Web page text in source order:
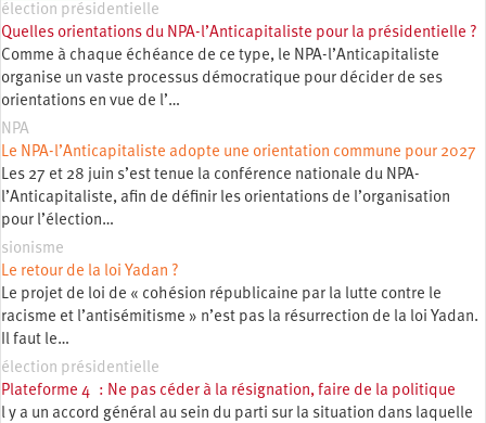
élection présidentielle
Quelles orientations du NPA-l’Anticapitaliste pour la présidentielle ?
Comme à chaque échéance de ce type, le NPA-l’Anticapitaliste
organise un vaste processus démocratique pour décider de ses
orientations en vue de l’…
NPA
Le NPA-l’Anticapitaliste adopte une orientation commune pour 2027
Les 27 et 28 juin s’est tenue la conférence nationale du NPA-
l’Anticapitaliste, afin de définir les orientations de l’organisation
pour l’élection…
sionisme
Le retour de la loi Yadan ?
Le projet de loi de « cohésion républicaine par la lutte contre le
racisme et l’antisémitisme » n’est pas la résurrection de la loi Yadan.
Il faut le…
élection présidentielle
Plateforme 4 : Ne pas céder à la résignation, faire de la politique
l y a un accord général au sein du parti sur la situation dans laquelle